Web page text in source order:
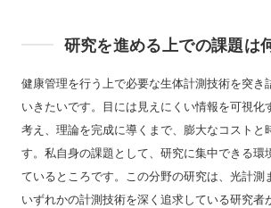
研究を進める上での課題は
健康管理を行う上で必要な生体計測技術を突き
いきたいです。目には見えにくい情報を可視化
考え、理論を完成に導くまで、膨大なコストと
す。私自身の課題として、研究に集中できる環
ているところです。この分野の研究は、光計測
いずれかの計測技術を深く追求している研究者